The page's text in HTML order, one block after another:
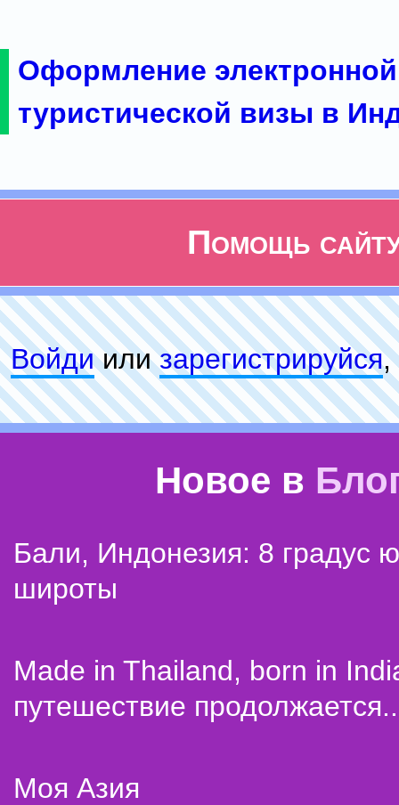
Оформление электронной
туристической визы в
Помощь
Войдиилизарeгиcтpируйся,
Новое в
Бали, Индонезия: 8 градус
широты
Made in Thailand, born in
путешествие
Моя Азия